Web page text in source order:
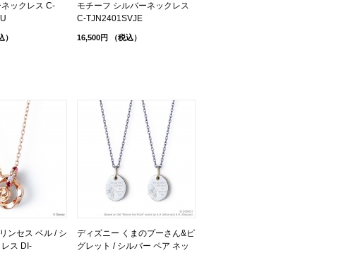
ックレス C-
）
モチーフ シルバーネックレス
C-TJN2401SVJE
16,500円 （税込）
ンセス ベル / シ
ス DI-
ディズニー くまのプーさん&ピ
グレット / シルバー ペア ネッ